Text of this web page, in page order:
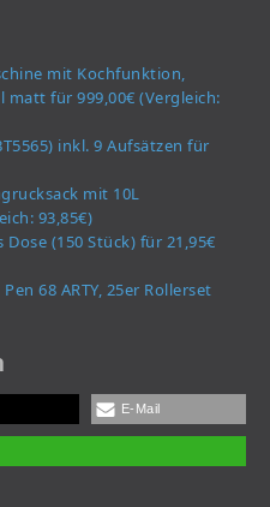
mit Kochfunktion,
matt für 999,00€ (Vergleich:
inkl. 9 Aufsätzen für
mit 10L
93,85€)
(150 Stück) für 21,95€
68 ARTY, 25er Rollerset
E-Mail